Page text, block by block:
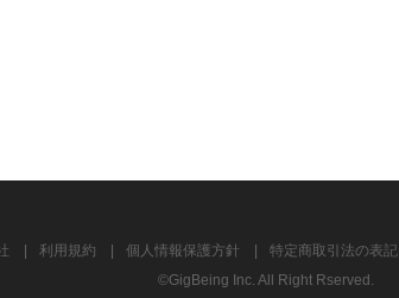
利用規約 個人情報保護方針 特定商取引法の表記
©GigBeing Inc. All Right Rserved.